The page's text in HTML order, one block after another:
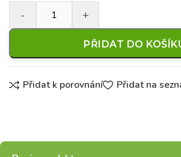
PŘIDAT DO
Přidat k porovnání Přidat na